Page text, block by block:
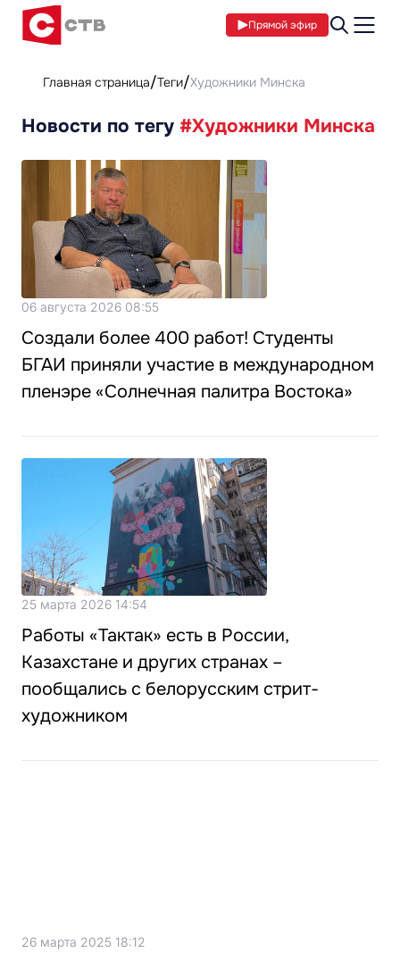
Прямой эфир
Главная страница Теги Художники Минска
Новости по тегу #Художники Минска
06 августа 2026 08:55
Создали более 400 работ! Студенты
БГАИ приняли участие в международном
пленэре «Солнечная палитра Востока»
25 марта 2026 14:54
Работы «Тактак» есть в России,
Казахстане и других странах –
пообщались с белорусским стрит-
художником
26 марта 2025 18:12